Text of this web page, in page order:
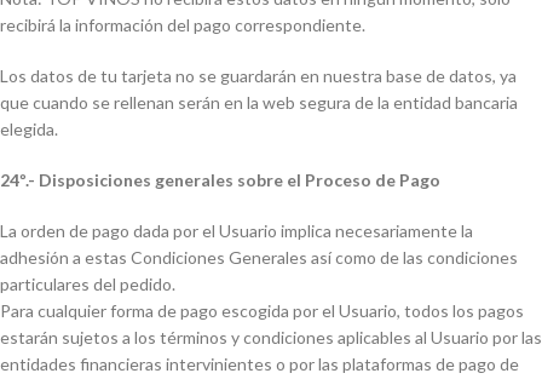
recibirá la información del pago correspondiente.
Los datos de tu tarjeta no se guardarán en nuestra base de datos, ya
que cuando se rellenan serán en la web segura de la entidad bancaria
elegida.
24º.- Disposiciones generales sobre el Proceso de Pago
La orden de pago dada por el Usuario implica necesariamente la
adhesión a estas Condiciones Generales así como de las condiciones
particulares del pedido.
Para cualquier forma de pago escogida por el Usuario, todos los pagos
estarán sujetos a los términos y condiciones aplicables al Usuario por las
entidades financieras intervinientes o por las plataformas de pago de